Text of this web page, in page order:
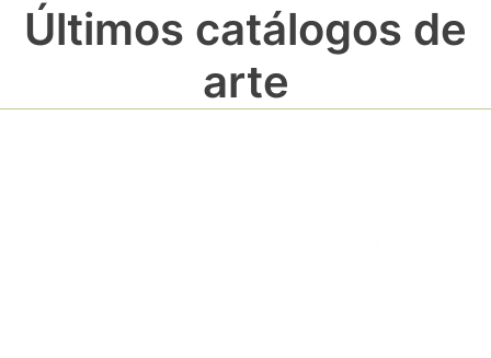
Últimos catálogos de
arte